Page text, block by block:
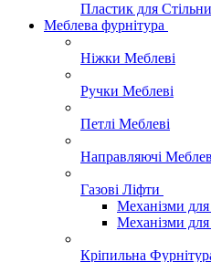
Пластик для
Меблева фурнітура
Ніжки Меблеві
Ручки Меблеві
Петлі Меблеві
Направляючі
Газові Ліфти
Механізми
Механізми
Кріпильна